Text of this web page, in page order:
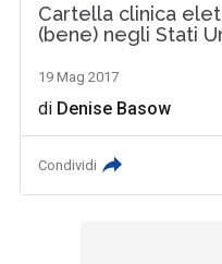
Cartella clinica
(bene) negli Stati
19 Mag 2017
di Denise Basow
Condividi